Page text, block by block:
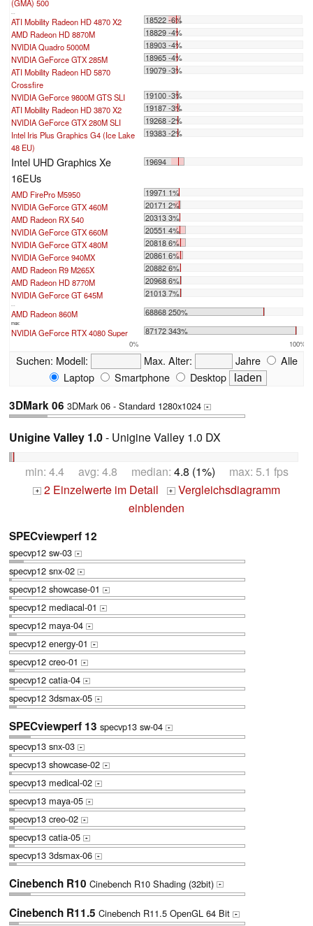
(GMA) 500
...
ATI Mobility Radeon HD 4870 X2
18522 -6%
AMD Radeon HD 8870M
18829 -4%
NVIDIA Quadro 5000M
18903 -4%
NVIDIA GeForce GTX 285M
18965 -4%
ATI Mobility Radeon HD 5870
Crossfire
19079 -3%
NVIDIA GeForce 9800M GTS SLI
19100 -3%
ATI Mobility Radeon HD 3870 X2
19187 -3%
NVIDIA GeForce GTX 280M SLI
19268 -2%
Intel Iris Plus Graphics G4 (Ice Lake
48 EU)
19383 -2%
Intel UHD Graphics Xe
16EUs
19694
AMD FirePro M5950
19971 1%
NVIDIA GeForce GTX 460M
20171 2%
AMD Radeon RX 540
20313 3%
NVIDIA GeForce GTX 660M
20551 4%
NVIDIA GeForce GTX 480M
20818 6%
NVIDIA GeForce 940MX
20861 6%
AMD Radeon R9 M265X
20882 6%
AMD Radeon HD 8770M
20968 6%
NVIDIA GeForce GT 645M
21013 7%
...
AMD Radeon 860M 68868 250%
max:
NVIDIA GeForce RTX 4080 Super 87172 343%
0% 100%
Suchen: Modell: Max. Alter: Jahre
Alle
Laptop
Smartphone Desktop
3DMark 06 3DMark 06 - Standard 1280x1024 +
Unigine Valley 1.0- Unigine Valley 1.0 DX
min: 4.4 avg: 4.8 median: 4.8 (1%) max: 5.1 fps
+ 2 Einzelwerte im Detail + Vergleichsdiagramm
einblenden
SPECviewperf 12
specvp12 sw-03 +
specvp12 snx-02 +
specvp12 showcase-01 +
specvp12 mediacal-01 +
specvp12 maya-04 +
specvp12 energy-01 +
specvp12 creo-01 +
specvp12 catia-04 +
specvp12 3dsmax-05 +
SPECviewperf 13 specvp13 sw-04 +
specvp13 snx-03 +
specvp13 showcase-02 +
specvp13 medical-02 +
specvp13 maya-05 +
specvp13 creo-02 +
specvp13 catia-05 +
specvp13 3dsmax-06 +
Cinebench R10 Cinebench R10 Shading (32bit) +
Cinebench R11.5 Cinebench R11.5 OpenGL 64 Bit +